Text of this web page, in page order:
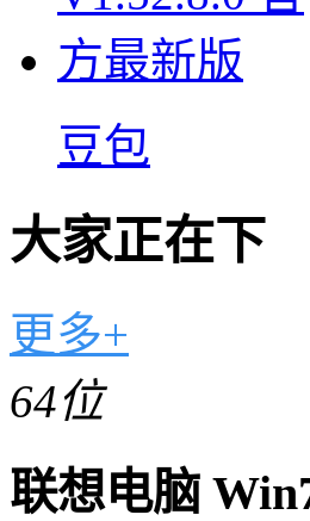
豆包
大家正在下
更多+
64位
联想电脑